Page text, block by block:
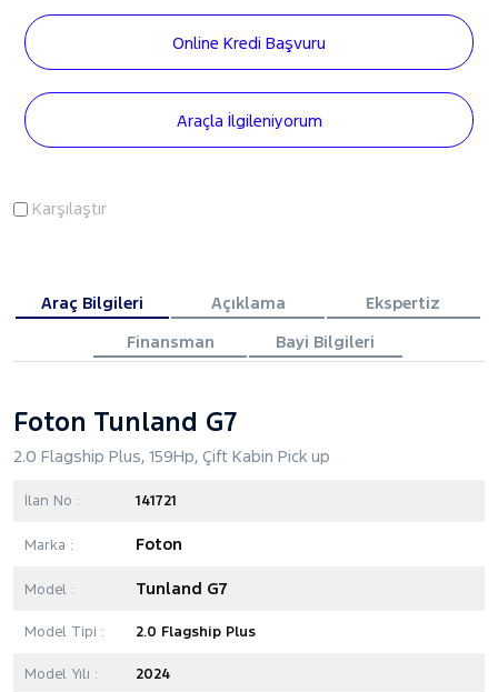
Online Kredi Başvuru
Araçla İlgileniyorum
Karşılaştır
Araç Bilgileri Açıklama
Ekspertiz
Finansman
Bayi Bilgileri
Foton Tunland G7
2.0 Flagship Plus, 159Hp, Çift Kabin Pick up
İlan No : 141721
Marka : Foton
Model : Tunland G7
Model Tipi : 2.0 Flagship Plus
Model Yılı : 2024